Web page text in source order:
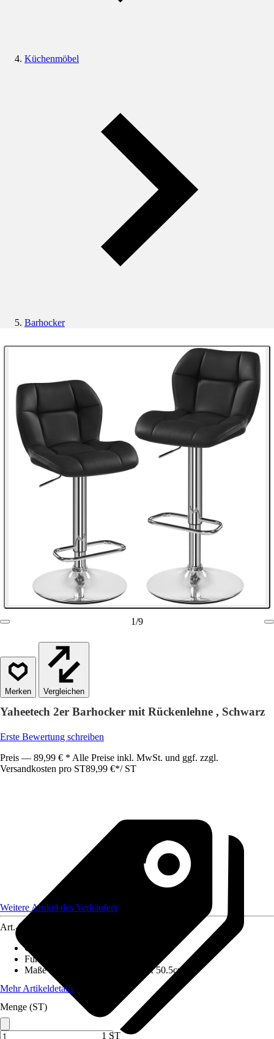
Küchenmöbel
Barhocker
1/9
Vergleichen
Yaheetech 2er Barhocker mit Rückenlehne , Schwarz
Erste Bewertung schreiben
Preis — 89,99 € * Alle Preise inkl. MwSt. und ggf. zzgl.
Versandkosten pro ST89,99 €*/ ST
Weitere Artikel des Verkäufers
Art.-Nr.
Grundfarbe
Funktionen
Maße (BxHxT)
111cm x 44cm x 50.5cm
Mehr Artikeldetails
Menge (ST)
1 ST